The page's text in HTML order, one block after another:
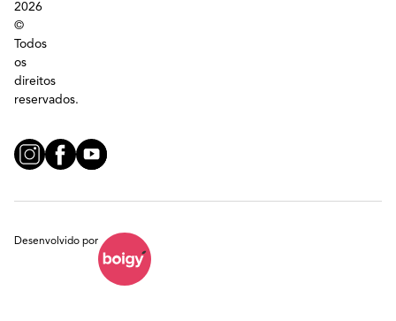
2026
©
Todos
os
direitos
reservados.
Desenvolvido por